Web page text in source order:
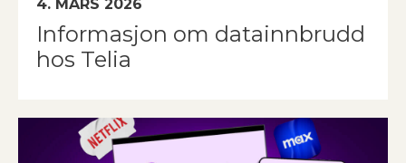
4. MARS 2026
Informasjon om datainnbrudd
hos Telia